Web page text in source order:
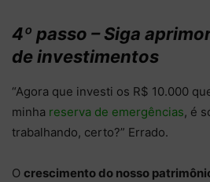
4º passo – Siga
de investimentos
“Agora que investi os R$ 10.000
minha reserva de emergências, é
trabalhando, certo?” Errado.
O crescimento do nosso